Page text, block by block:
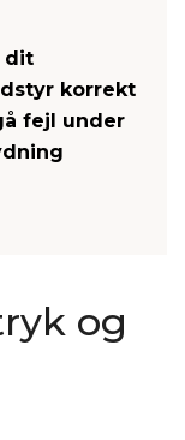
dit
korrekt
fejl under
og